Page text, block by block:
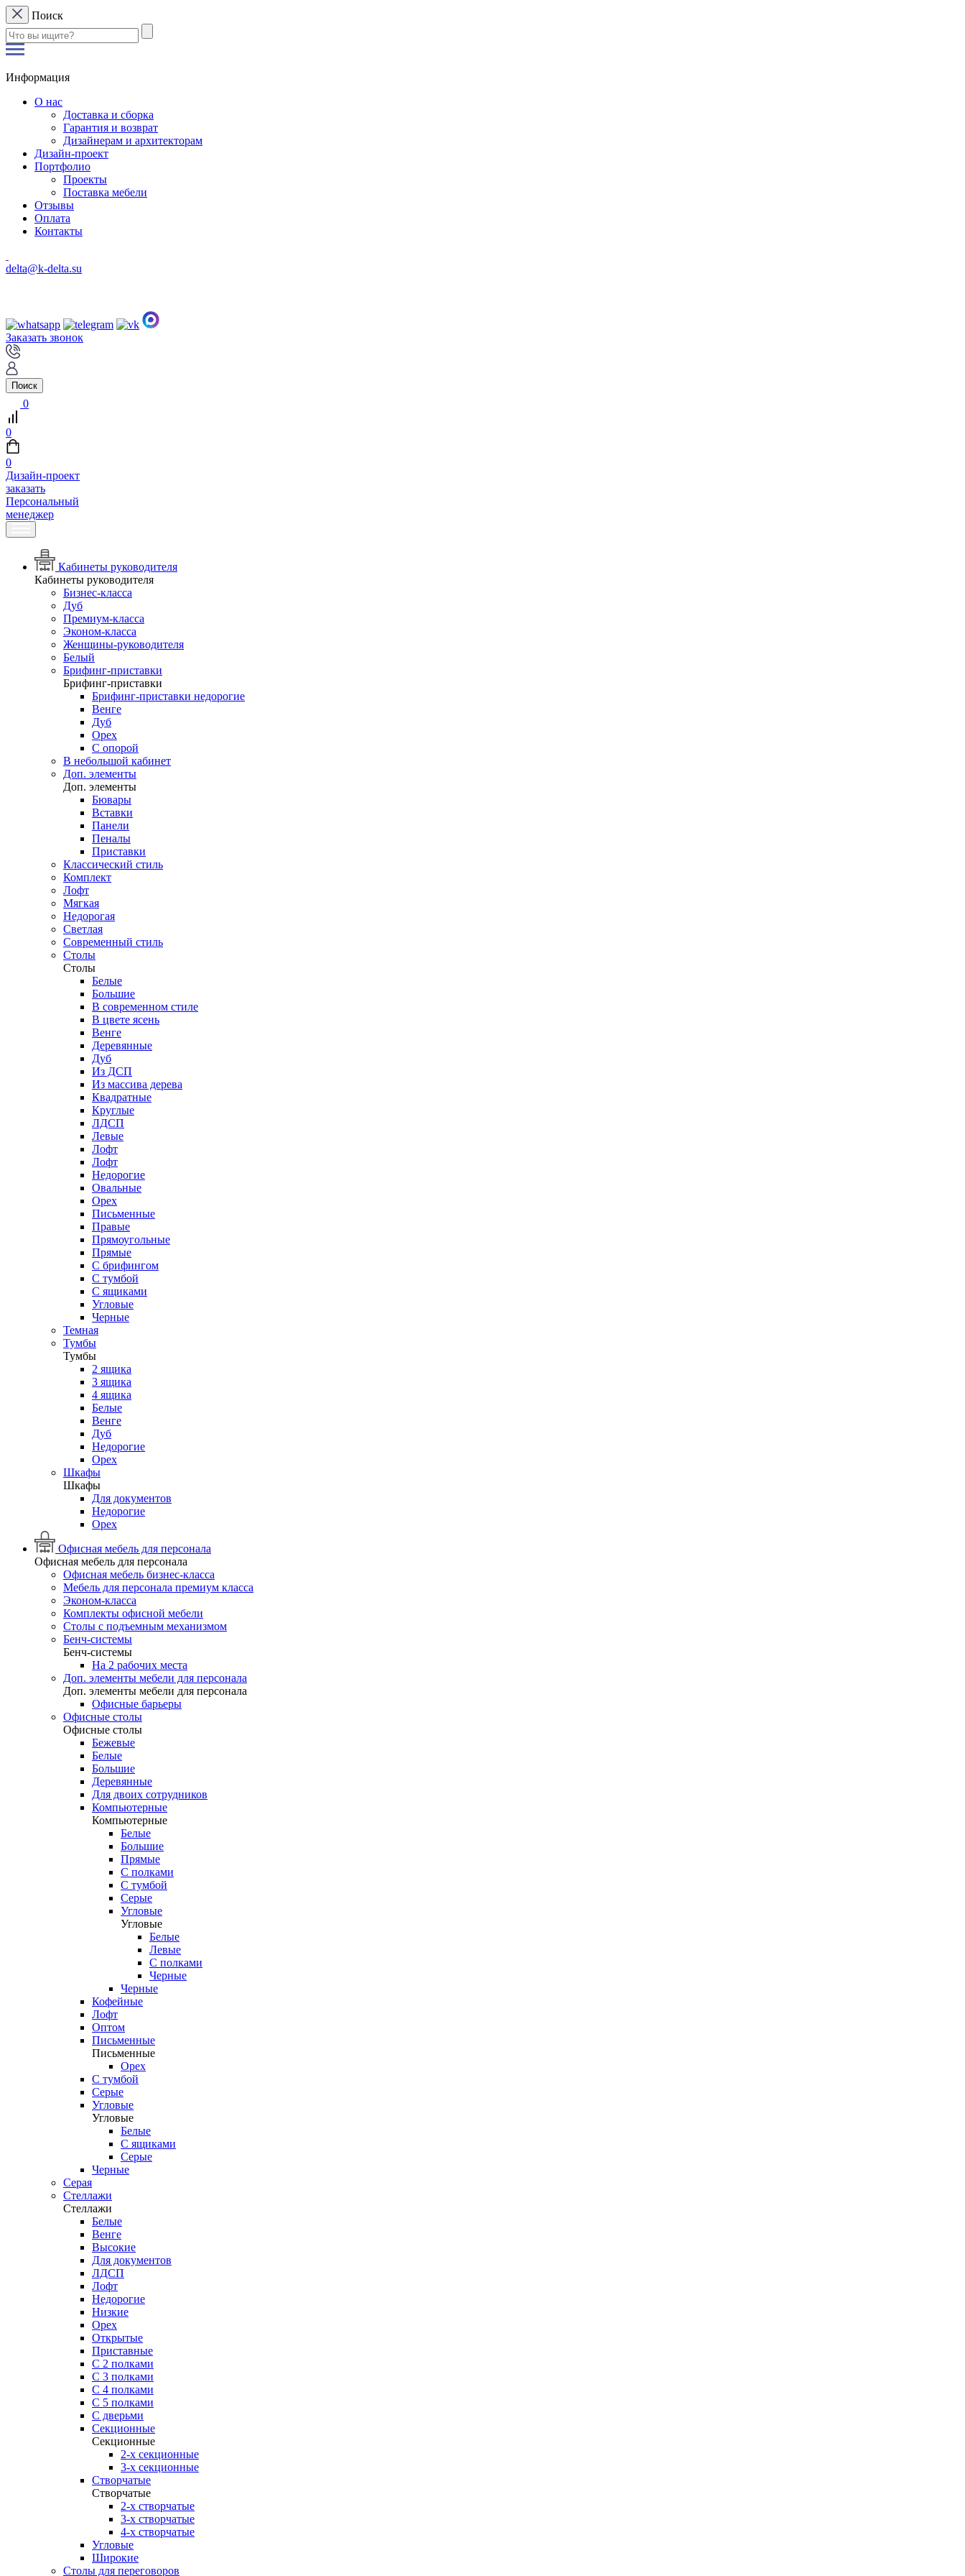
Поиск
Информация
О нас
Доставка и сборка
Гарантия и возврат
Дизайнерам и архитекторам
Дизайн-проект
Портфолио
Проекты
Поставка мебели
Отзывы
Оплата
Контакты
delta@k-delta.su
Заказать звонок
Поиск
0
0
0
Дизайн-проект
заказать
Персональный
менеджер
Кабинеты руководителя
Кабинеты руководителя
Бизнес-класса
Дуб
Премиум-класса
Эконом-класса
Женщины-руководителя
Белый
Брифинг-приставки
Брифинг-приставки
Брифинг-приставки недорогие
Венге
Дуб
Орех
С опорой
В небольшой кабинет
Доп. элементы
Доп. элементы
Бювары
Вставки
Панели
Пеналы
Приставки
Классический стиль
Комплект
Лофт
Мягкая
Недорогая
Светлая
Современный стиль
Столы
Столы
Белые
Большие
В современном стиле
В цвете ясень
Венге
Деревянные
Дуб
Из ДСП
Из массива дерева
Квадратные
Круглые
ЛДСП
Левые
Лофт
Лофт
Недорогие
Овальные
Орех
Письменные
Правые
Прямоугольные
Прямые
С брифингом
С тумбой
С ящиками
Угловые
Черные
Темная
Тумбы
Тумбы
2 ящика
3 ящика
4 ящика
Белые
Венге
Дуб
Недорогие
Орех
Шкафы
Шкафы
Для документов
Недорогие
Орех
Офисная мебель для персонала
Офисная мебель для персонала
Офисная мебель бизнес-класса
Мебель для персонала премиум класса
Эконом-класса
Комплекты офисной мебели
Столы с подъемным механизмом
Бенч-системы
Бенч-системы
На 2 рабочих места
Доп. элементы мебели для персонала
Доп. элементы мебели для персонала
Офисные барьеры
Офисные столы
Офисные столы
Бежевые
Белые
Большие
Деревянные
Для двоих сотрудников
Компьютерные
Компьютерные
Белые
Большие
Прямые
С полками
С тумбой
Серые
Угловые
Угловые
Белые
Левые
С полками
Черные
Черные
Кофейные
Лофт
Оптом
Письменные
Письменные
Орех
С тумбой
Серые
Угловые
Угловые
Белые
С ящиками
Серые
Черные
Серая
Стеллажи
Стеллажи
Белые
Венге
Высокие
Для документов
ЛДСП
Лофт
Недорогие
Низкие
Орех
Открытые
Приставные
С 2 полками
С 3 полками
С 4 полками
С 5 полками
С дверьми
Секционные
Секционные
2-х секционные
3-х секционные
Створчатые
Створчатые
2-х створчатые
3-х створчатые
4-х створчатые
Угловые
Широкие
Столы для переговоров